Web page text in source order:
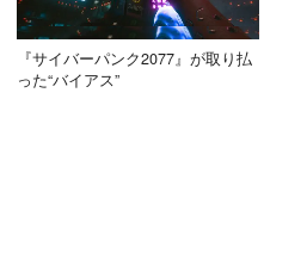
『サイバーパンク2077』が取り払
った“バイアス”